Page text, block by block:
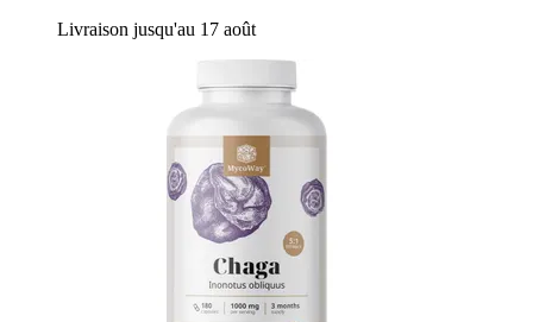
Livraison jusqu'au 17 août